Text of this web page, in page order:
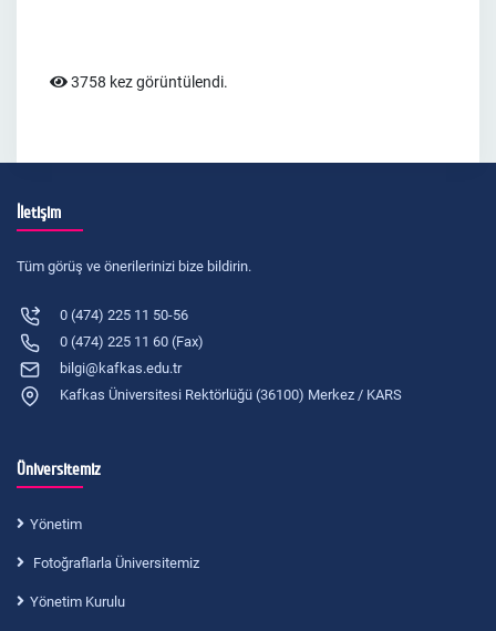
3758 kez görüntülendi.
İletişim
Tüm görüş ve önerilerinizi bize bildirin.
0 (474) 225 11 50-56
0 (474) 225 11 60 (Fax)
bilgi@kafkas.edu.tr
Kafkas Üniversitesi Rektörlüğü (36100) Merkez / KARS
Üniversitemiz
Yönetim
Fotoğraflarla Üniversitemiz
Yönetim Kurulu